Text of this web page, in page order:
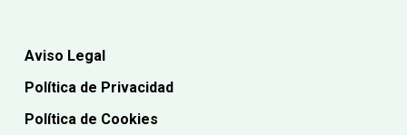
Aviso Legal
Política de Privacidad
Política de Cookies